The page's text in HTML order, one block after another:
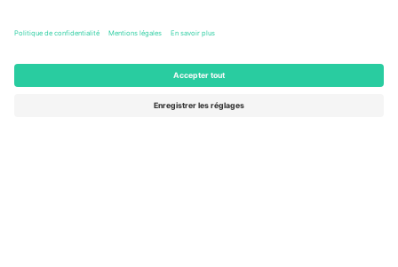
TixProtect
Programme d'affiliation
Comment ça marche
Centre d'information sur la Coupe
Nous contacter